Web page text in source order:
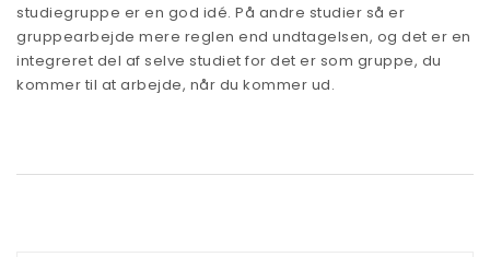
studiegruppe er en god idé. På andre studier så er
gruppearbejde mere reglen end undtagelsen, og det er en
integreret del af selve studiet for det er som gruppe, du
kommer til at arbejde, når du kommer ud.